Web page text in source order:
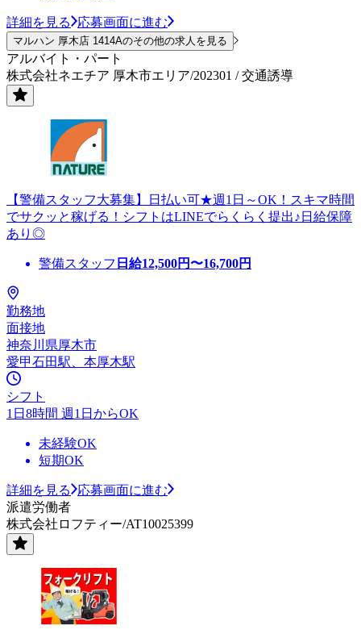
詳細を見る 応募画面に進む
マルハン 厚木店 1414Aのその他の求人を見る
アルバイト・パート
株式会社ネエチア 厚木市エリア/202301 / 交通誘導
【警備スタッフ大募集】日払い可★週1日～OK！スキマ時間
でサクッと稼げる！シフトはLINEでらくらく提出♪日給保障
あり◎
警備スタッフ 日給12,500円〜16,700円
勤務地
面接地
神奈川県厚木市
愛甲石田駅、本厚木駅
シフト
1日8時間 週1日からOK
未経験OK
短期OK
詳細を見る
応募画面に進む
派遣労働者
株式会社ロフティー/AT10025399